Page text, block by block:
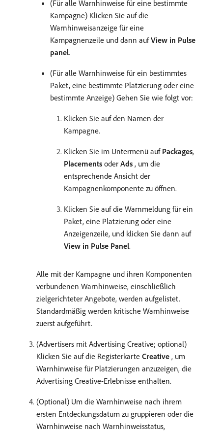
(Für alle Warnhinweise für eine bestimmte
Kampagne) Klicken Sie auf die
Warnhinweisanzeige für eine
Kampagnenzeile und dann aufView in Pulse
panel.
(Für alle Warnhinweise für ein bestimmtes
Paket, eine bestimmte Platzierung oder eine
bestimmte Anzeige) Gehen Sie wie folgt vor:
Klicken Sie auf den Namen der
Kampagne.
Klicken Sie im Untermenü auf Packages,
Placements oder Ads , um die
entsprechende Ansicht der
Kampagnenkomponente zu öffnen.
Klicken Sie auf die Warnmeldung für ein
Paket, eine Platzierung oder eine
Anzeigenzeile, und klicken Sie dann auf
View in Pulse Panel.
Alle mit der Kampagne und ihren Komponenten
verbundenen Warnhinweise, einschließlich
zielgerichteter Angebote, werden aufgelistet.
Standardmäßig werden kritische Warnhinweise
zuerst aufgeführt.
(Advertisers mit Advertising Creative; optional)
Klicken Sie auf die Registerkarte Creative , um
Warnhinweise für Platzierungen anzuzeigen, die
Advertising Creative-Erlebnisse enthalten.
(Optional) Um die Warnhinweise nach ihrem
ersten Entdeckungsdatum zu gruppieren oder die
Warnhinweise nach Warnhinweisstatus,